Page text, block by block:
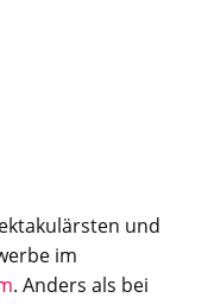
und
im
. Anders als bei